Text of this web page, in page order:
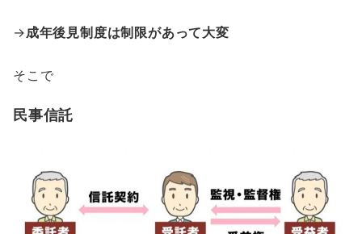
→成年後見制度は制限があって大変
そこで
民事信託